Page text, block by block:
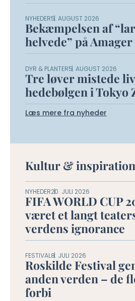
NYHEDER5. AUGUST 2026
Bekæmpelsen af
helvede” på
DYR & PLANTER5. AUGUST 2026
Tre løver mistede
hedebølgen i Tokyo
Læs mere fra nyheder
Kultur & inspiration
NYHEDER20. JULI 2026
FIFA WORLD CUP
været et langt
verdens ignorance
FESTIVAL8. JULI 2026
Roskilde Festival
anden verden – de
forbi